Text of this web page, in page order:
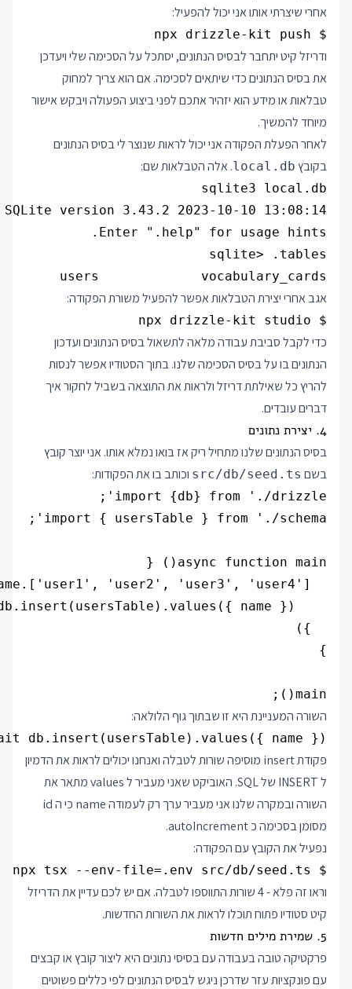
אחרי שיצרתי אותו אני יכול להפעיל:
$ npx drizzle-kit push
ודריזל קיט יתחבר לבסיס הנתונים, יסתכל על הסכימה שלי ויעדכן
את בסיס הנתונים כדי שיתאים לסכימה. אם הוא צריך למחוק
טבלאות או מידע הוא יזהיר אתכם לפני ביצוע הפעולה ויבקש אישור
מיוחד להמשיך.
לאחר הפעלת הפקודה אני יכול לראות שנוצר לי בסיס הנתונים
בקובץ local.db. אלה הטבלאות שם:
users             vocabulary_cards
אגב אחרי יצירת הטבלאות אפשר להפעיל משורת הפקודה:
$ npx drizzle-kit studio
כדי לקבל סביבת עבודה מלאה לתשאול בסיס הנתונים ועדכון
הנתונים בו על בסיס הסכימה שלנו. בתוך הסטודיו אפשר לנסות
להריץ כל שאילתת דריזל ולראות את התוצאה בשביל לחקור איך
דברים עובדים.
4. יצירת נתונים
בסיס הנתונים שלנו מתחיל ריק אז בואו נמלא אותו. אני יוצר קובץ
בשם src/db/seed.ts וכותב בו את הפקודות:
main();
השורה המעניינת היא זו שבתוך גוף הלולאה:
db.insert(usersTable).values({ name })
פקודת insert מוסיפה שורות לטבלה ואנחנו יכולים לראות את הדמיון
ל INSERT של SQL. האוביקט שאני מעביר ל values מתאר את
השורה ובמקרה שלנו אני מעביר ערך רק לעמודה name כי ה id
מסומן בסכימה כ autoIncrement.
נפעיל את הקובץ עם הפקודה:
$ npx tsx --env-file=.env src/db/seed.ts
וראו זה פלא - 4 שורות התווספו לטבלה. אם יש לכם עדיין את הדריזל
קיט סטודיו פתוח תוכלו לראות את השורות החדשות.
5. שמירת מילים חדשות
פרקטיקה טובה בעבודה עם בסיסי נתונים היא ליצור קובץ או קבצים
עם פונקציות עזר שדרכן ניגש לבסיס הנתונים לפי כללים פשוטים